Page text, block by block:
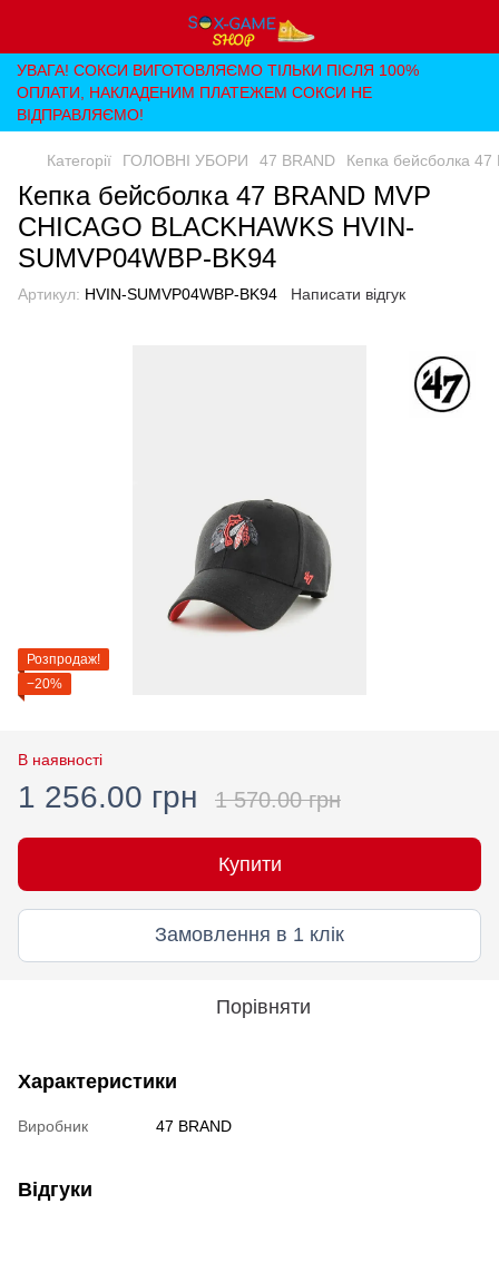
УВАГА! СОКСИ ВИГОТОВЛЯЄМО ТІЛЬКИ ПІСЛЯ 100%
ОПЛАТИ, НАКЛАДЕНИМ ПЛАТЕЖЕМ СОКСИ НЕ
ВІДПРАВЛЯЄМО!
Категорії ГОЛОВНІ УБОРИ 47 BRAND Кепка бейсболка 47
Кепка бейсболка 47 BRAND MVP
CHICAGO BLACKHAWKS HVIN-
SUMVP04WBP-BK94
Артикул: HVIN-SUMVP04WBP-BK94 Написати відгук
Розпродаж!
−20%
В наявності
1 256.00 грн 1 570.00 грн
Купити
Замовлення в 1 клік
Порівняти
Характеристики
Виробник 47 BRAND
Відгуки